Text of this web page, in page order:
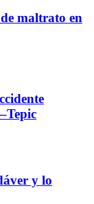
maltrato en
y lo